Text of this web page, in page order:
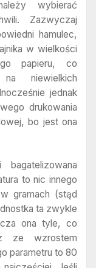
wybierać
Zazwyczaj
hamulec,
w wielkości
papieru, co
niewielkich
jednak
drukowania
bo jest ona
to nic innego
gramach (stąd
ta zwykle
ona tyle, co
ze wzrostem
parametru to 80